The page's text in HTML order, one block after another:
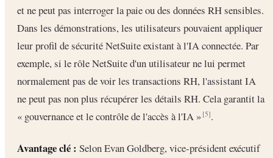
et ne peut pas interroger la paie ou des données RH sensibles.
Dans les démonstrations, les utilisateurs pouvaient appliquer
leur profil de sécurité NetSuite existant à l'IA connectée. Par
exemple, si le rôle NetSuite d'un utilisateur ne lui permet
normalement pas de voir les transactions RH, l'assistant IA
ne peut pas non plus récupérer les détails RH. Cela garantit la
« gouvernance et le contrôle de l'accès à l'IA »[5].
Avantage clé : Selon Evan Goldberg, vice-président exécutif